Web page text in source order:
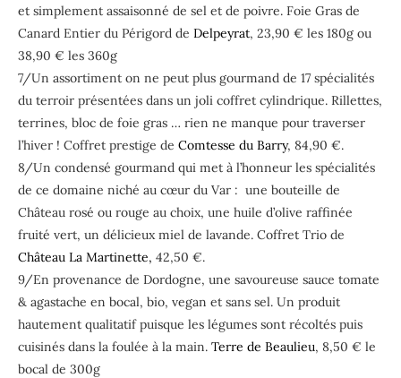
et simplement assaisonné de sel et de poivre. Foie Gras de
Canard Entier du Périgord de Delpeyrat, 23,90 € les 180g ou
38,90 € les 360g
7/Un assortiment on ne peut plus gourmand de 17 spécialités
du terroir présentées dans un joli coffret cylindrique. Rillettes,
terrines, bloc de foie gras … rien ne manque pour traverser
l’hiver ! Coffret prestige de Comtesse du Barry, 84,90 €.
8/Un condensé gourmand qui met à l’honneur les spécialités
de ce domaine niché au cœur du Var : une bouteille de
Château rosé ou rouge au choix, une huile d’olive raffinée
fruité vert, un délicieux miel de lavande. Coffret Trio de
Château La Martinette, 42,50 €.
9/En provenance de Dordogne, une savoureuse sauce tomate
& agastache en bocal, bio, vegan et sans sel. Un produit
hautement qualitatif puisque les légumes sont récoltés puis
cuisinés dans la foulée à la main. Terre de Beaulieu, 8,50 € le
bocal de 300g